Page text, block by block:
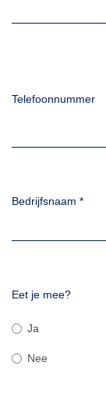
Telefoonnummer
Bedrijfsnaam *
Eet je mee?
Ja
Nee